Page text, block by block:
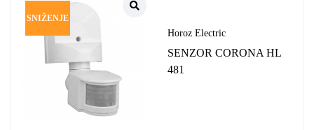
SNIŽENJE
Horoz Electric
SENZOR CORONA HL
481